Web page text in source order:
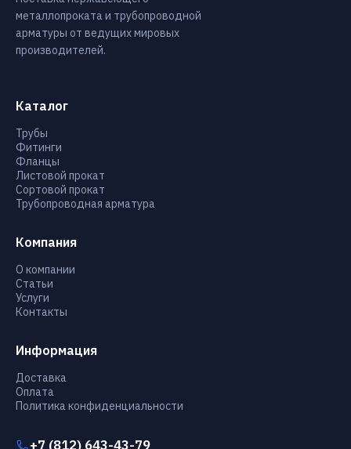
металлопроката и трубопроводной
арматуры от ведущих мировых
производителей.
Каталог
Трубы
Фитинги
Фланцы
Листовой прокат
Сортовой прокат
Трубопроводная арматура
Компания
О компании
Статьи
Услуги
Контакты
Информация
Доставка
Оплата
Политика конфиденциальности
+7 (812) 643-43-79